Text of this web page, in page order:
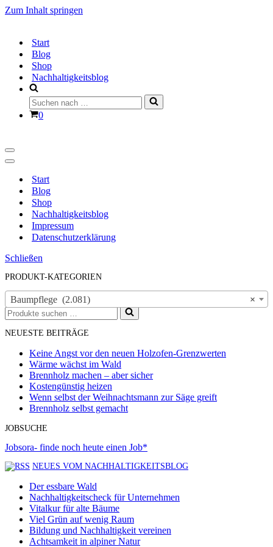
Zum Inhalt springen
Start
Blog
Shop
Nachhaltigkeitsblog
Suchen
nach …
Warenkorb
0
Navigationsmenü
Navigationsmenü
Start
Blog
Shop
Nachhaltigkeitsblog
Impressum
Datenschutzerklärung
Schließen
PRODUKT-KATEGORIEN
×
Baumpflege (2.081)
Suchen
nach …
NEUESTE BEITRÄGE
Keine Angst vor den neuen Holzofen-Grenzwerten
Wärme wächst im Wald
Brennholz machen – aber sicher
Kostengünstig heizen
Wenn selbst der Weihnachtsmann zur Säge greift
Brennholz selbst gemacht
JOBSUCHE
Jobsora- finde noch heute einen Job*
NEUES VOM NACHHALTIGKEITSBLOG
Der essbare Wald
Nachhaltigkeitscheck für Unternehmen
Vitalkur für alte Bäume
Viel Grün auf wenig Raum
Bildung und Nachhaltigkeit vereinen
Achtsamkeit in alpiner Natur